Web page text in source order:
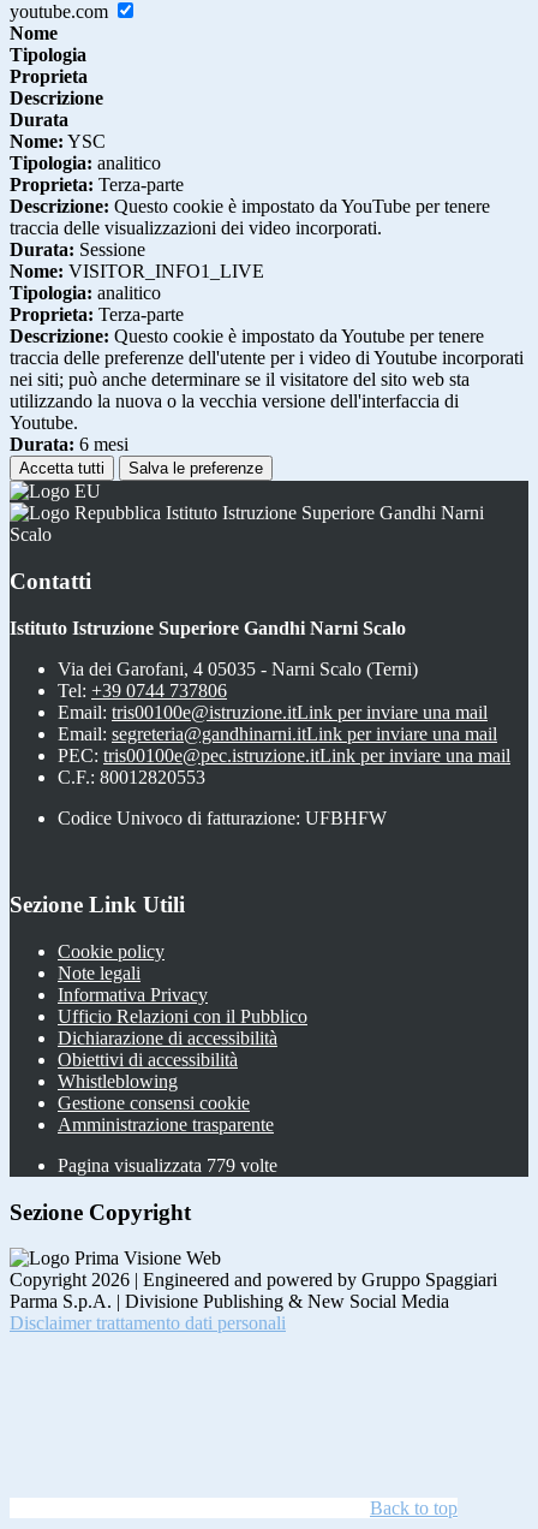
youtube.com
Nome
Tipologia
Proprieta
Descrizione
Durata
Nome: YSC
Tipologia: analitico
Proprieta: Terza-parte
Descrizione: Questo cookie è impostato da YouTube per tenere
traccia delle visualizzazioni dei video incorporati.
Durata: Sessione
Nome: VISITOR_INFO1_LIVE
Tipologia: analitico
Proprieta: Terza-parte
Descrizione: Questo cookie è impostato da Youtube per tenere
traccia delle preferenze dell'utente per i video di Youtube incorporati
nei siti; può anche determinare se il visitatore del sito web sta
utilizzando la nuova o la vecchia versione dell'interfaccia di
Youtube.
Durata: 6 mesi
Accetta tutti Salva le preferenze
Istituto Istruzione Superiore Gandhi Narni
Scalo
Contatti
Istituto Istruzione Superiore Gandhi Narni Scalo
Via dei Garofani, 4 05035 - Narni Scalo (Terni)
Tel: +39 0744 737806
Email: tris00100e@istruzione.itLink per inviare una mail
Email: segreteria@gandhinarni.itLink per inviare una mail
PEC: tris00100e@pec.istruzione.itLink per inviare una mail
C.F.: 80012820553
Codice Univoco di fatturazione: UFBHFW
Sezione Link Utili
Cookie policy
Note legali
Informativa Privacy
Ufficio Relazioni con il Pubblico
Dichiarazione di accessibilità
Obiettivi di accessibilità
Whistleblowing
Gestione consensi cookie
Amministrazione trasparente
Pagina visualizzata 779 volte
Sezione Copyright
Copyright 2026 | Engineered and powered by Gruppo Spaggiari
Parma S.p.A. | Divisione Publishing & New Social Media
Disclaimer trattamento dati personali
Back to top